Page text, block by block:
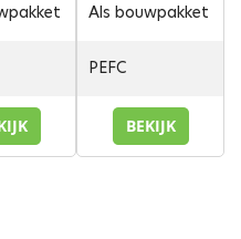
Als bouwpakket
PEFC
BEKIJK